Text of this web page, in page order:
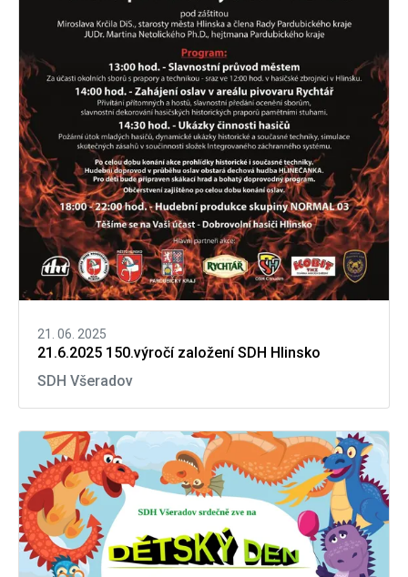
21. 06. 2025
21.6.2025 150.výročí založení SDH Hlinsko
SDH Všeradov